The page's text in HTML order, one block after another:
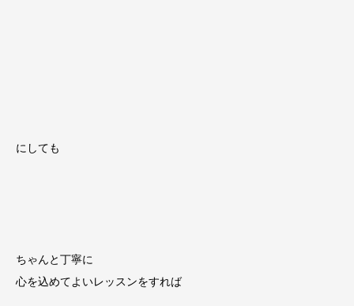
にしても
ちゃんと丁寧に
心を込めてよいレッスンをすれば